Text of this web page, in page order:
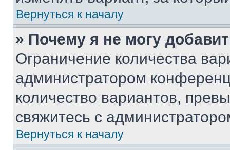
Вернуться к началу
» Почему я не могу
Ограничение количества
администратором
количество вариантов,
свяжитесь с
Вернуться к началу